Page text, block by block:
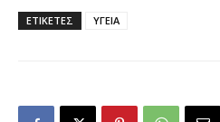
ΕΤΙΚΕΤΕΣ ΥΓΕΙΑ